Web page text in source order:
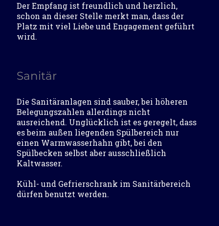
Der Empfang ist freundlich und herzlich,
schon an dieser Stelle merkt man, dass der
Platz mit viel Liebe und Engagement geführt
wird.
Sanitär
Die Sanitäranlagen sind sauber, bei höheren
Belegungszahlen allerdings nicht
ausreichend. Unglücklich ist es geregelt, dass
es beim außen liegenden Spülbereich nur
einen Warmwasserhahn gibt, bei den
Spülbecken selbst aber ausschließlich
Kaltwasser.
Kühl- und Gefrierschrank im Sanitärbereich
dürfen benutzt werden.